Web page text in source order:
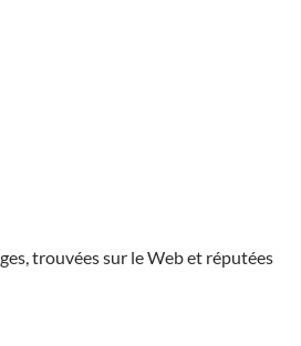
trouvées sur le Web et réputées